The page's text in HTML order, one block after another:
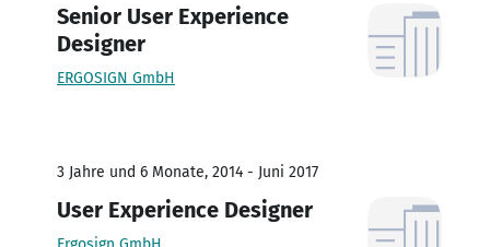
Senior User Experience
Designer
ERGOSIGN GmbH
3 Jahre und 6 Monate, 2014 - Juni 2017
User Experience Designer